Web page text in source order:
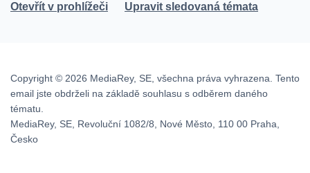
Otevřít v prohlížeči Upravit sledovaná témata
Copyright © 2026 MediaRey, SE, všechna práva vyhrazena. Tento
email jste obdrželi na základě souhlasu s odběrem daného
tématu.
MediaRey, SE, Revoluční 1082/8, Nové Město, 110 00 Praha,
Česko